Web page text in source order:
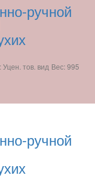
ручной
тов. вид Вес: 995
ручной